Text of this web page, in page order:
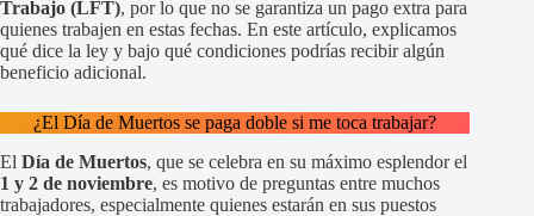
Trabajo (LFT), por lo que no se garantiza un pago extra para
quienes trabajen en estas fechas. En este artículo, explicamos
qué dice la ley y bajo qué condiciones podrías recibir algún
beneficio adicional.
¿El Día de Muertos se paga doble si me toca trabajar?
El Día de Muertos, que se celebra en su máximo esplendor el
1 y 2 de noviembre, es motivo de preguntas entre muchos
trabajadores, especialmente quienes estarán en sus puestos